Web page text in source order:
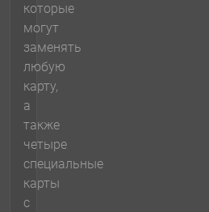
которые
могут
заменять
любую
карту,
а
также
четыре
специальные
карты
с